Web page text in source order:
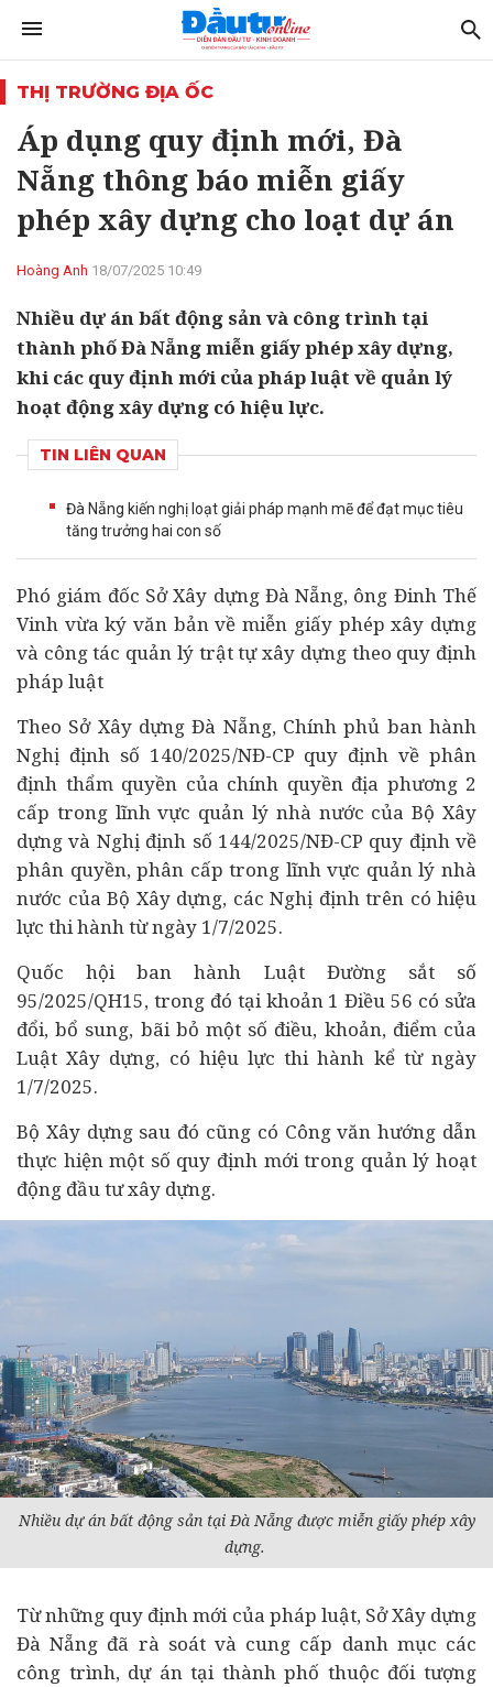
THỊ TRƯỜNG ĐỊA ỐC
Áp dụng quy định mới, Đà
Nẵng thông báo miễn giấy
phép xây dựng cho loạt dự án
Hoàng Anh 18/07/2025 10:49
Nhiều dự án bất động sản và công trình tại
thành phố Đà Nẵng miễn giấy phép xây dựng,
khi các quy định mới của pháp luật về quản lý
hoạt động xây dựng có hiệu lực.
TIN LIÊN QUAN
Đà Nẵng kiến nghị loạt giải pháp mạnh mẽ để đạt mục tiêu
tăng trưởng hai con số
Phó giám đốc Sở Xây dựng Đà Nẵng, ông Đinh Thế
Vinh vừa ký văn bản về miễn giấy phép xây dựng
và công tác quản lý trật tự xây dựng theo quy định
pháp luật
Theo Sở Xây dựng Đà Nẵng, Chính phủ ban hành
Nghị định số 140/2025/NĐ-CP quy định về phân
định thẩm quyền của chính quyền địa phương 2
cấp trong lĩnh vực quản lý nhà nước của Bộ Xây
dựng và Nghị định số 144/2025/NĐ-CP quy định về
phân quyền, phân cấp trong lĩnh vực quản lý nhà
nước của Bộ Xây dựng, các Nghị định trên có hiệu
lực thi hành từ ngày 1/7/2025.
Quốc hội ban hành Luật Đường sắt số
95/2025/QH15, trong đó tại khoản 1 Điều 56 có sửa
đổi, bổ sung, bãi bỏ một số điều, khoản, điểm của
Luật Xây dựng, có hiệu lực thi hành kể từ ngày
1/7/2025.
Bộ Xây dựng sau đó cũng có Công văn hướng dẫn
thực hiện một số quy định mới trong quản lý hoạt
động đầu tưxây dựng.
Nhiều dự án bất động sảntại Đà Nẵng được miễn giấy phép xây
dựng.
Từ những quy định mới của pháp luật, Sở Xây dựng
Đà Nẵng đã rà soát và cung cấp danh mục các
công trình, dự án tại thành phố thuộc đối tượng